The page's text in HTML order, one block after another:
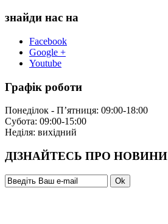
знайди нас на
Facebook
Google +
Youtube
Графік роботи
Понеділок - П’ятниця: 09:00-18:00
Субота: 09:00-15:00
Неділя: вихідний
ДІЗНАЙТЕСЬ ПРО НОВИНИ